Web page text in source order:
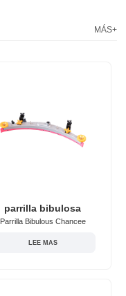
MÁS+
parrilla bibulosa
Parrilla Bibulous Chancee
LEE MAS